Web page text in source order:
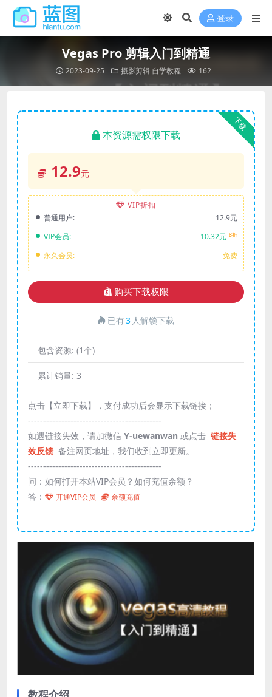
登录
Vegas Pro 剪辑入门到精通
2023-09-25 摄影剪辑 自学教程 162
下载
本资源需权限下载
12.9元
VIP折扣
普通用户:
12.9元
VIP会员:
10.32元 8折
永久会员: 免费
购买下载权限
已有3 人解锁下载
包含资源: (1个)
累计销量: 3
点击【立即下载】，支付成功后会显示下载链接；
--------------------------------------------
如遇链接失效，请加微信 Y-uewanwan 或点击 链接失
效反馈 备注网页地址，我们收到立即更新。
--------------------------------------------
问：如何打开本站VIP会员？如何充值余额？
答：
开通VIP会员 余额充值